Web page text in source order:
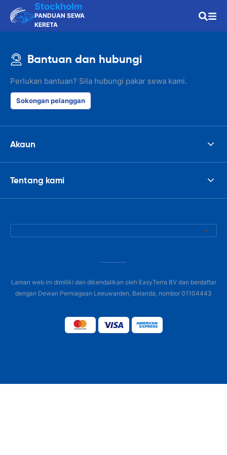
Stockholm
PANDUAN SEWA
KERETA
Bantuan dan hubungi
Perlukan bantuan? Sila hubungi pakar sewa kami.
Sokongan pelanggan
Akaun
Tentang kami
Laman web ini dimiliki dan dikendalikan oleh EasyTerra BV dan berdaftar
dengan Dewan Perniagaan Leeuwarden, Belanda, nombor 01104443